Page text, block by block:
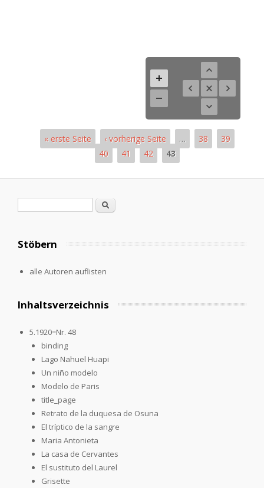
« erste Seite ‹ vorherige Seite … 38
39
40
41 42 43
Search
Stöbern
alle Autoren auflisten
Inhaltsverzeichnis
5.1920=Nr. 48
binding
Lago Nahuel Huapi
Un niño modelo
Modelo de Paris
title_page
Retrato de la duquesa de Osuna
El tríptico de la sangre
Maria Antonieta
La casa de Cervantes
El sustituto del Laurel
Grisette